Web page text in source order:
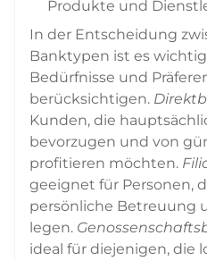
Produkte und
In der Entscheidung
Banktypen ist es
Bedürfnisse und
berücksichtigen.
Kunden, die
bevorzugen und von
profitieren möchten.
geeignet für Personen,
persönliche Betreuung
legen.
ideal für diejenigen, die